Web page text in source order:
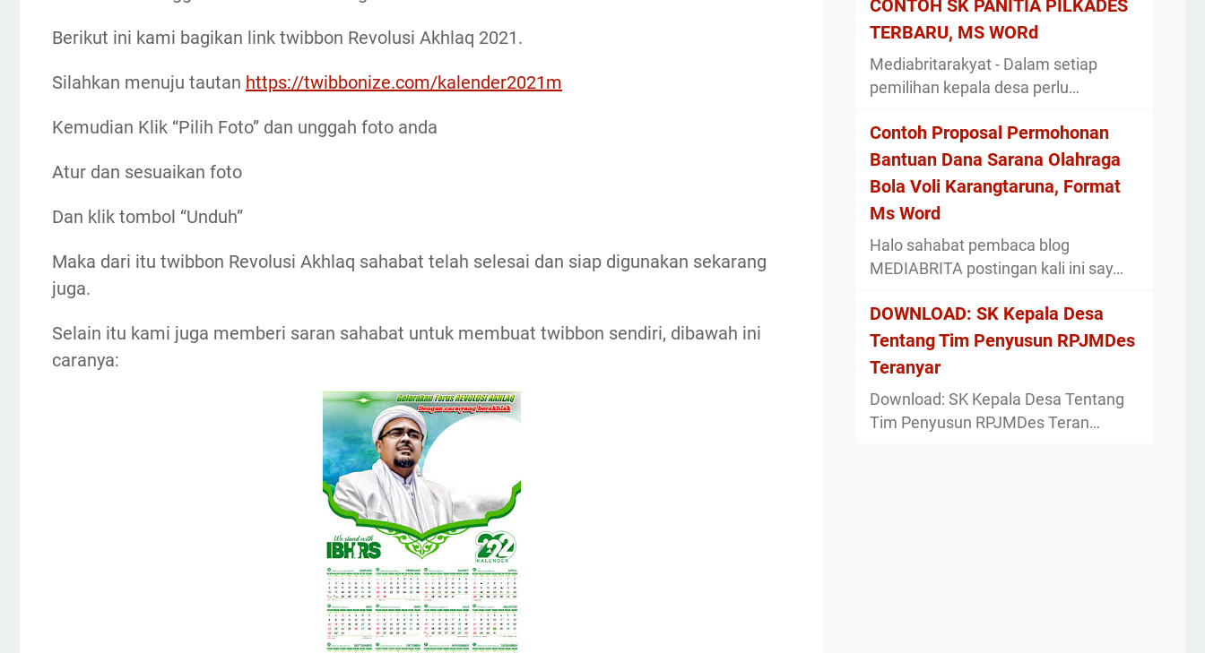
Berikut ini kami bagikan link twibbon Revolusi Akhlaq 2021.
Silahkan menuju tautan https://twibbonize.com/kalender2021m
Kemudian Klik “Pilih Foto” dan unggah foto anda
Atur dan sesuaikan foto
Dan klik tombol “Unduh”
Maka dari itu twibbon Revolusi Akhlaq sahabat telah selesai dan siap digunakan sekarang
juga.
Selain itu kami juga memberi saran sahabat untuk membuat twibbon sendiri, dibawah ini
caranya:
CONTOH SK PANITIA PILKADES
TERBARU, MS WORd
Mediabritarakyat - Dalam setiap
pemilihan kepala desa perlu…
Contoh Proposal Permohonan
Bantuan Dana Sarana Olahraga
Bola Voli Karangtaruna, Format
Ms Word
Halo sahabat pembaca blog
MEDIABRITA postingan kali ini say…
DOWNLOAD: SK Kepala Desa
Tentang Tim Penyusun RPJMDes
Teranyar
Download: SK Kepala Desa Tentang
Tim Penyusun RPJMDes Teran…